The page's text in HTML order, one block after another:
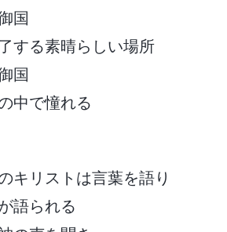
国
する素晴らしい場所
国
中で憧れる
キリストは言葉を語り
語られる